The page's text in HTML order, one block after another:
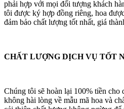
phải hợp với mọi đối tượng khách
tôi được ký hợp đồng riêng, hoa
đảm bảo chất lượng tốt nhất, giá
CHẤT LƯỢNG DỊCH VỤ TỐT
Chúng tôi sẽ hoàn lại 100% tiền cho
không hài lòng về mẫu mã hoa và